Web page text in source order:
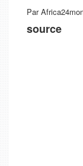
Par
source